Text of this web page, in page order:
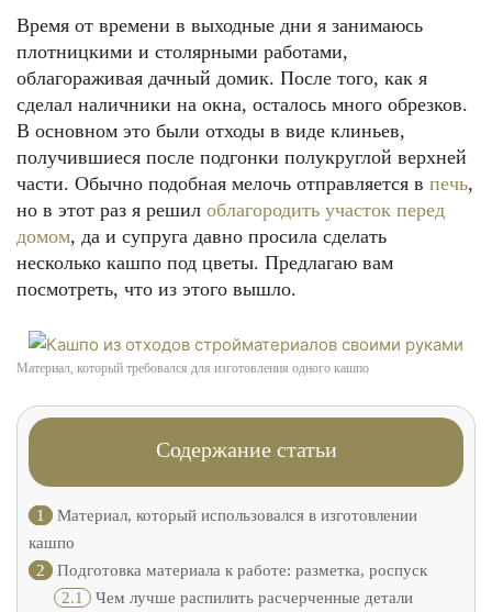
Время от времени в выходные дни я занимаюсь
плотницкими и столярными работами,
облагораживая дачный домик. После того, как я
сделал наличники на окна, осталось много обрезков.
В основном это были отходы в виде клиньев,
получившиеся после подгонки полукруглой верхней
части. Обычно подобная мелочь отправляется в печь,
но в этот раз я решил облагородить участок перед
домом, да и супруга давно просила сделать
несколько кашпо под цветы. Предлагаю вам
посмотреть, что из этого вышло.
Материал, который требовался для изготовления одного кашпо
Содержание статьи
1
Материал, который использовался в изготовлении
кашпо
2
Подготовка материала к работе: разметка, роспуск
2.1 Чем лучше распилить расчерченные детали